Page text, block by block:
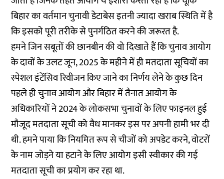
बिहार का वर्तमान चुनावी डेटाबेस इतनी ज्यादा खराब स्थिति में है
कि इसको पूरी तरीके से पुनर्गठित करने की जरूरत है.
हमने जिन सबूतों की छानबीन की वो दिखाते हैं कि चुनाव आयोग
के दावों के उलट जून, 2025 के महीने में ही मतदाता सूचियों का
स्पेशल इंटेंसिव रिवीजन किए जाने का निर्णय लेने के कुछ दिन
पहले ही चुनाव आयोग और बिहार में तैनात आयोग के
अधिकारियों ने 2024 के लोकसभा चुनावों के लिए फाइनल हुई
मौजूद मतदाता सूची को वैध मानकर इस पर अपनी हामी भर दी
थी. हमने पाया कि नियमित रूप से चीजों को अपडेट करने, वोटरों
के नाम जोड़ने या हटाने के लिए आयोग इसी स्वीकार की गई
मतदाता सूची का प्रयोग कर रहा था.